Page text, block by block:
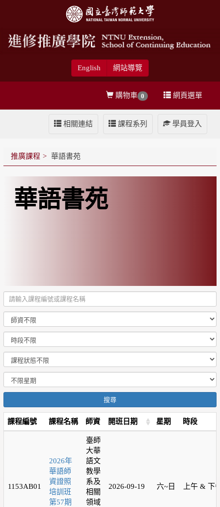
English 網站導覽
網頁選單
購物車 0
學員登入
課程系列
相關連結
推廣課程 華語書苑
華語書苑
搜尋
課程編號 課程名稱 師資 開班日期 星期 時段
1153AB01
2026年
華語師
資證照
培訓班
第57期
臺師
大華
語文
教學
系及
相關
領域
2026-09-19 六~日 上午 & 下